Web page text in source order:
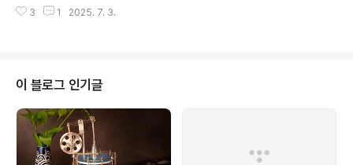
#과학 #기술 #..
AI와공존하는인공지능을만들것인가?갈다 @galdarboo
3 1 2025. 7. 3.
이 블로그 인기글